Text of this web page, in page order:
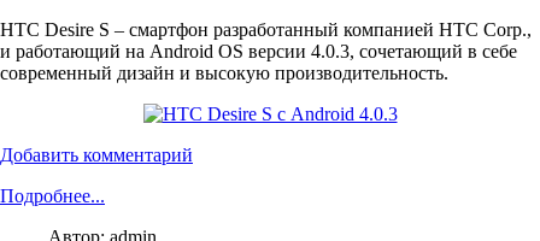
HTC Desire S – смартфон разработанный компанией HTC Corp.,
и работающий на Android OS версии 4.0.3, сочетающий в себе
современный дизайн и высокую производительность.
Добавить комментарий
Подробнее...
Автор: admin